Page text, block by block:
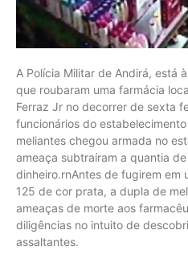
A Polícia Militar de Andirá, está
que roubaram uma farmácia
Ferraz Jr no decorrer de sexta
funcionários do
meliantes chegou armada no
ameaça subtraíram a quantia
dinheiro.rnAntes de fugirem em
125 de cor prata, a dupla de
ameaças de morte aos
diligências no intuito de
assaltantes.